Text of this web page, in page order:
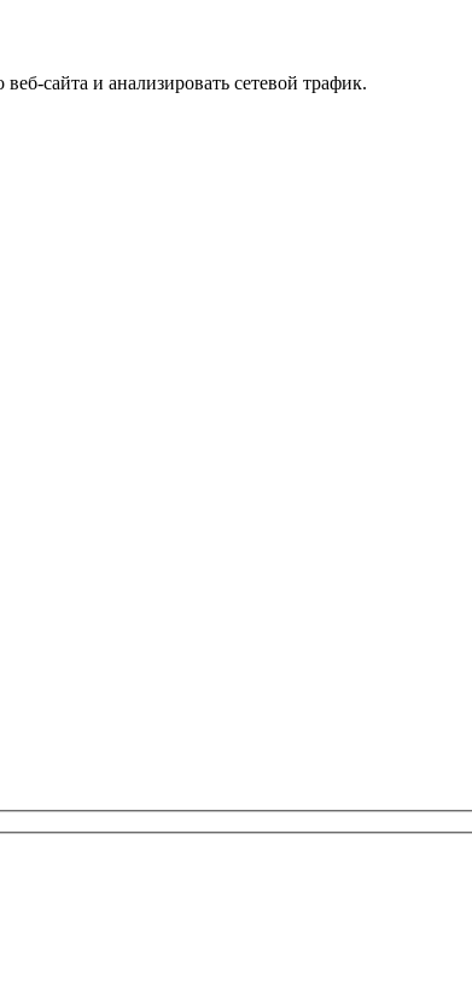
сайта и анализировать сетевой трафик.